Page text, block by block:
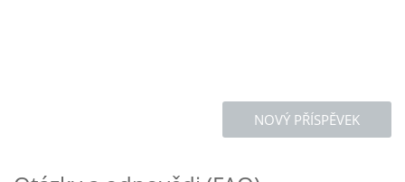
NOVÝ PŘÍSPĚVEK